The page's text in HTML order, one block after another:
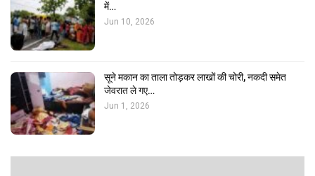
में…
Jun 10, 2026
सूने मकान का ताला तोड़कर लाखों की चोरी, नकदी समेत
जेवरात ले गए…
Jun 1, 2026